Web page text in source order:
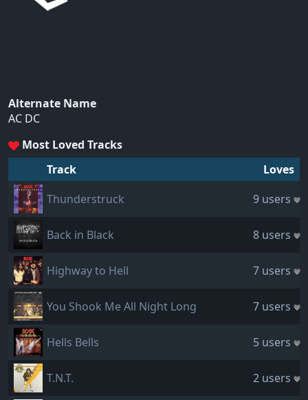
Alternate Name
AC DC
Most Loved Tracks
Track
Loves
Thunderstruck
9 users
Back in Black 8 users
Highway to Hell 7 users
You Shook Me All Night Long 7 users
Hells Bells 5 users
T.N.T. 2 users